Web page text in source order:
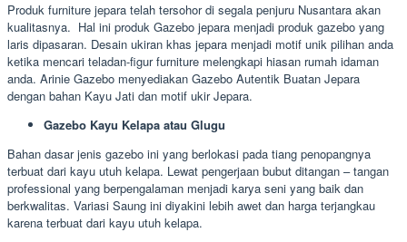
Produk furniture jepara telah tersohor di segala penjuru Nusantara akan
kualitasnya. Hal ini produk Gazebo jepara menjadi produk gazebo yang
laris dipasaran. Desain ukiran khas jepara menjadi motif unik pilihan anda
ketika mencari teladan-figur furniture melengkapi hiasan rumah idaman
anda. Arinie Gazebo menyediakan Gazebo Autentik Buatan Jepara
dengan bahan Kayu Jati dan motif ukir Jepara.
Gazebo Kayu Kelapa atau Glugu
Bahan dasar jenis gazebo ini yang berlokasi pada tiang penopangnya
terbuat dari kayu utuh kelapa. Lewat pengerjaan bubut ditangan – tangan
professional yang berpengalaman menjadi karya seni yang baik dan
berkwalitas. Variasi Saung ini diyakini lebih awet dan harga terjangkau
karena terbuat dari kayu utuh kelapa.